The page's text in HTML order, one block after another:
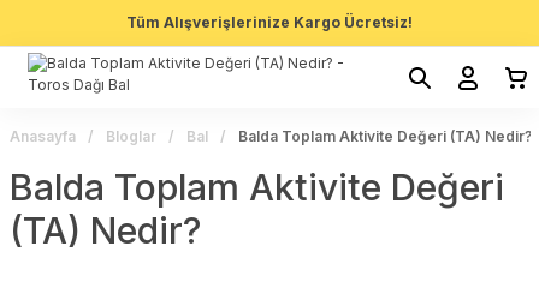
Tüm Alışverişlerinize Kargo Ücretsiz!
Anasayfa Bloglar Bal Balda Toplam Aktivite Değeri (TA) Nedir?
Balda Toplam Aktivite Değeri
(TA) Nedir?